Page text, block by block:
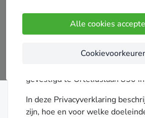
Alle cookies
achterlaten, zich abonneren op
nieuwsbrief of contact met ons
Deze Privacyverklaring biedt
gevestigd te Orteliuslaan 850
In deze Privacyverklaring
zijn, hoe en voor welke